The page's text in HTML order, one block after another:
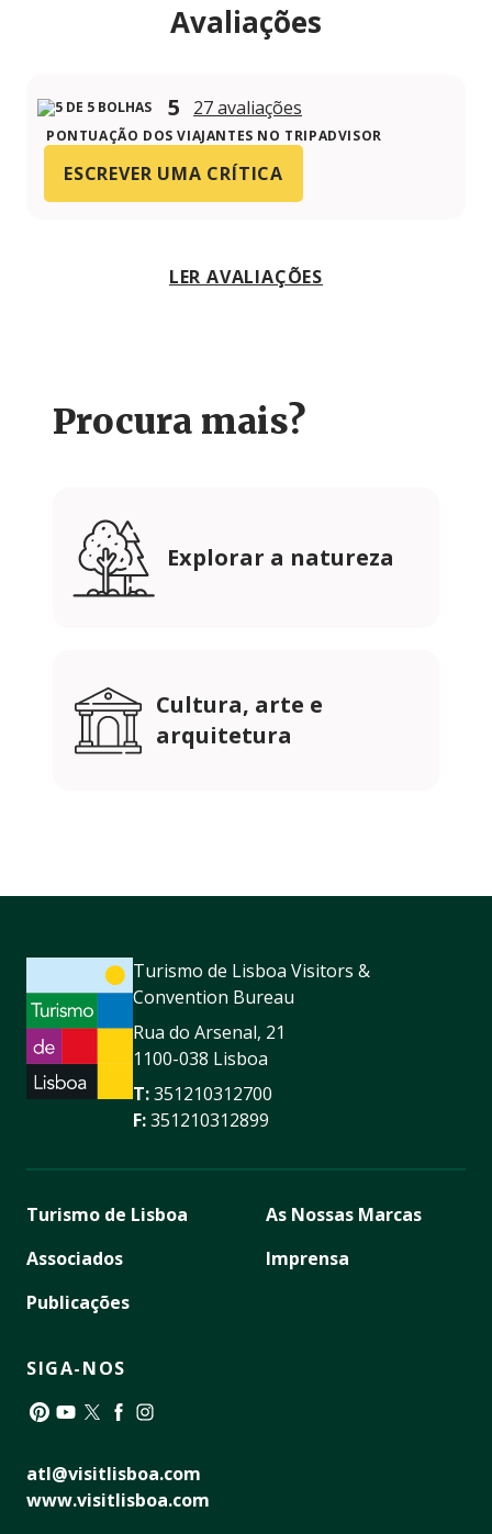
Avaliações
5 27 avaliações
PONTUAÇÃO DOS VIAJANTES NO TRIPADVISOR
ESCREVER UMA CRÍTICA
LER AVALIAÇÕES
Procura mais?
Explorar a natureza
Cultura, arte e
arquitetura
Turismo de Lisboa Visitors &
Convention Bureau
Rua do Arsenal, 21
1100-038 Lisboa
T:351210312700
F:351210312899
Turismo de Lisboa
Associados
Publicações
As Nossas Marcas
Imprensa
SIGA-NOS
atl@visitlisboa.com
www.visitlisboa.com